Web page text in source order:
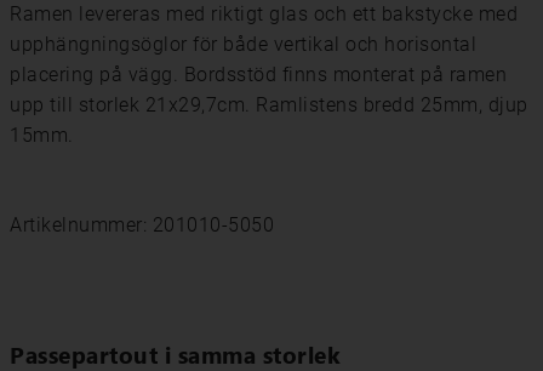
Ramen levereras med riktigt glas och ett bakstycke med
upphängningsöglor för både vertikal och horisontal
placering på vägg. Bordsstöd finns monterat på ramen
upp till storlek 21x29,7cm. Ramlistens bredd 25mm, djup
15mm.
Artikelnummer: 201010-5050
Passepartout i samma storlek